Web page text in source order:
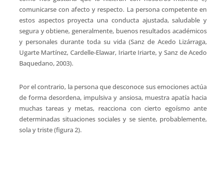
comunicarse con afecto y respecto. La persona competente en
estos aspectos proyecta una conducta ajustada, saludable y
segura y obtiene, generalmente, buenos resultados académicos
y personales durante toda su vida (Sanz de Acedo Lizárraga,
Ugarte Martínez, Cardelle-Elawar, Iriarte Iriarte, y Sanz de Acedo
Baquedano, 2003).
Por el contrario, la persona que desconoce sus emociones actúa
de forma desordena, impulsiva y ansiosa, muestra apatía hacia
muchas tareas y metas, reacciona con cierto egoísmo ante
determinadas situaciones sociales y se siente, probablemente,
sola y triste (figura 2).